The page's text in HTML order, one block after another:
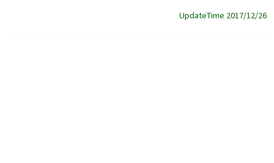
UpdateTime 2017/12/26